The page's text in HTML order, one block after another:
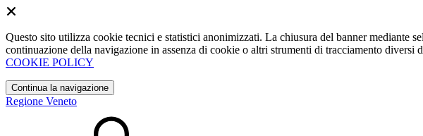
Questo sito utilizza cookie tecnici e statistici anonimizzati. La chiusura del banner mediante
continuazione della navigazione in assenza di cookie o altri strumenti di tracciamento diversi
COOKIE POLICY
Continua la navigazione
Regione Veneto